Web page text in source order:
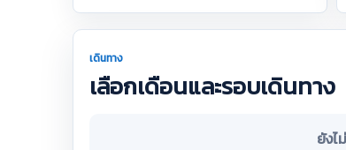
เดินทาง
เลือกเดือนและรอบเดินทาง
ยังไ